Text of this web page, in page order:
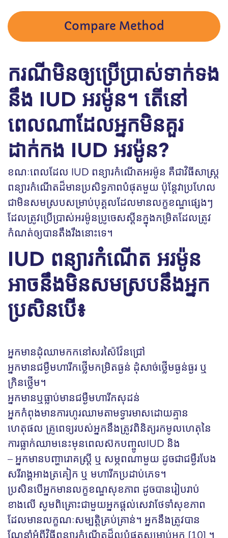
Compare Method
ករណីមិនឲ្យប្រើប្រាស់ទាក់ទង
នឹង IUD អរម៉ូន។ តើនៅ
ពេលណាដែលអ្នកមិនគួរ
ដាក់កង IUD អរម៉ូន?
ខណៈពេលដែល IUD ពន្យារកំណើតអរម៉ូន គឺជាវិធីសាស្ត្រ
ពន្យារកំណើតដ៏មានប្រសិទ្ធភាពបំផុតមួយ ប៉ុន្តែវាប្រហែល
ជាមិនសមស្របសម្រាប់បុគ្គលដែលមានលក្ខខណ្ឌផ្សេងៗ
ដែលត្រូវប្រើប្រាស់អរម៉ូនប្រូចេសស្តីនក្នុងកម្រិតដែលត្រូវ
កំណត់ឲ្យបានតឹងរឹងនោះទេ។
IUD ពន្យារកំណើត អរម៉ូន
អាចនឹងមិនសមស្របនឹងអ្នក
ប្រសិនបើ៖
អ្នកមានដុំឈាមកកនៅសរស៉ៃវ៉ែនជ្រៅ
អ្នកមានជម្ងឺមហារីកថ្លើមកម្រិតធ្ងន់ ដុំសាច់ថ្លើមធ្ងន់ធ្ងរ ឬ
ក្រិនថ្លើម។
អ្នកមានឬធ្លាប់មានជម្ងឺមហារីកសុដន់
អ្នក​កំពុង​មាន​ការ​ហូរ​ឈាម​តាម​ទ្វារមាស​ដោយ​គ្មាន
ហេតុផល គ្រូពេទ្យ​របស់​អ្នក​នឹង​ត្រូវ​ពិនិត្យ​រក​មូលហេតុ​នៃ​
ការធ្លាក់ឈាម​នេះ​មុន​ពេលស៊ក​បញ្ចូល​IUD និង
– អ្នកមានបញ្ហារោគស្រ្តី ឬ សម្ភពណាមួយ ដូចជាជម្ងឺរបែង
សរីរាង្គអាងត្រគៀក ឬ មហារីកប្រដាប់ភេទ។
ប្រសិនបើអ្នកមានលក្ខខណ្ឌសុខភាព ដូចបានរៀបរាប់
ខាងលើ សូមពិគ្រោះជាមួយអ្នកផ្តល់សេវាថែទាំសុខភាព
ដែលមានលក្ខណៈសម្បត្តិគ្រប់គ្រាន់។ អ្នកនឹងត្រូវបាន
ណែនាំអំពីវិធីពន្យារកំណើតដ៏ល្អបំផុតសម្រាប់អ្នក [10] ។